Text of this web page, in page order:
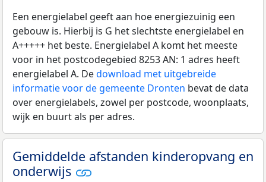
Een energielabel geeft aan hoe energiezuinig een
gebouw is. Hierbij is G het slechtste energielabel en
A+++++ het beste. Energielabel A komt het meeste
voor in het postcodegebied 8253 AN: 1 adres heeft
energielabel A. Dedownload met uitgebreide
informatie voor de gemeente Dronten bevat de data
over energielabels, zowel per postcode, woonplaats,
wijk en buurt als per adres.
Gemiddelde afstanden kinderopvang en
onderwijs